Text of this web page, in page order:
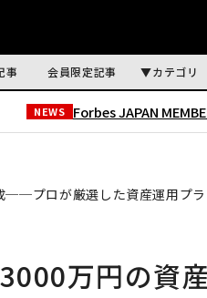
事 会員限定記事 カテゴリ
NEWS Forbes JAPAN
──プロが厳選した資産運用プ
万円の